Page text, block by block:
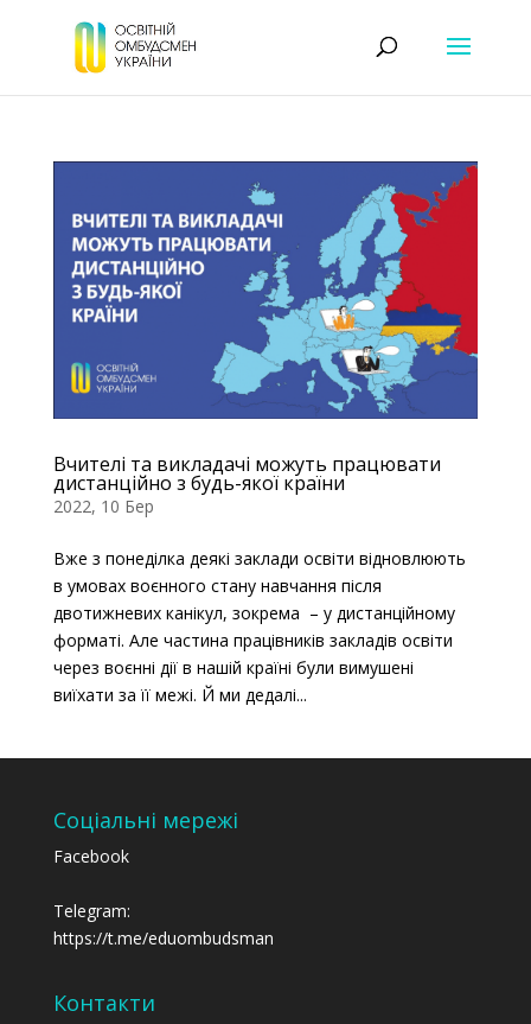
Вчителі та викладачі можуть працювати
дистанційно з будь-якої країни
2022, 10 Бер
Вже з понеділка деякі заклади освіти відновлюють
в умовах воєнного стану навчання після
двотижневих канікул, зокрема – у дистанційному
форматі. Але частина працівників закладів освіти
через воєнні дії в нашій країні були вимушені
виїхати за її межі. Й ми дедалі...
Соціальні мережі
Facebook
Telegram:
https://t.me/eduombudsman
Контакти